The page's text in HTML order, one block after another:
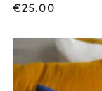
Price
€25.00